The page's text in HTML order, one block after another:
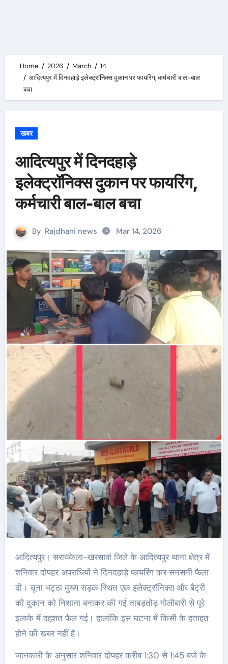
Home 2026 March
14
आदित्यपुर में दिनदहाड़े इलेक्ट्रॉनिक्स दुकान पर फायरिंग, कर्मचारी बाल-बाल
बचा
खबर
आदित्यपुर में दिनदहाड़े
इलेक्ट्रॉनिक्स दुकान पर फायरिंग,
कर्मचारी बाल-बाल बचा
By Rajdhani news Mar 14, 2026
आदित्यपुर। सरायकेला-खरसावां जिले के आदित्यपुर थाना क्षेत्र में
शनिवार दोपहर अपराधियों ने दिनदहाड़े फायरिंग कर सनसनी फैला
दी। चूना भट्ठा मुख्य सड़क स्थित एक इलेक्ट्रॉनिक्स और बैट्री
की दुकान को निशाना बनाकर की गई ताबड़तोड़ गोलीबारी से पूरे
इलाके में दहशत फैल गई। हालांकि इस घटना में किसी के हताहत
होने की खबर नहीं है।
जानकारी के अनुसार शनिवार दोपहर करीब 1:30 से 1:45 बजे के